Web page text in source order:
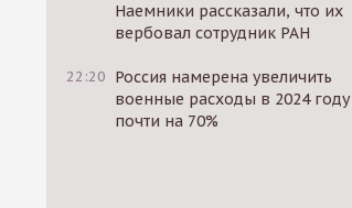
Наемники рассказали, что их
вербовал сотрудник РАН
22:20 Россия намерена увеличить
военные расходы в 2024 году
почти на 70%